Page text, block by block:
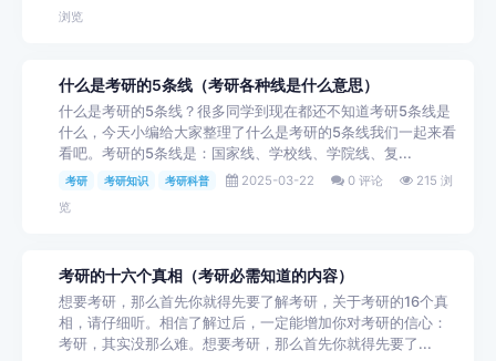
浏览
什么是考研的5条线（考研各种线是什么意思）
什么是考研的5条线？很多同学到现在都还不知道考研5条线是
什么，今天小编给大家整理了什么是考研的5条线我们一起来看
看吧。考研的5条线是：国家线、学校线、学院线、复...
考研 考研知识 考研科普 2025-03-22 0 评论
215 浏
览
考研的十六个真相（考研必需知道的内容）
想要考研，那么首先你就得先要了解考研，关于考研的16个真
相，请仔细听。相信了解过后，一定能增加你对考研的信心：
考研，其实没那么难。想要考研，那么首先你就得先要了...